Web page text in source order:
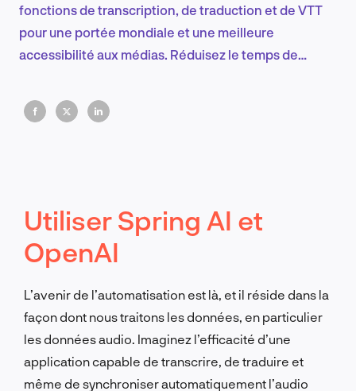
EN
fonctions de transcription, de traduction et de VTT
pour une portée mondiale et une meilleure
accessibilité aux médias. Réduisez le temps de
la pérennité de votre application grâce à ces outils
puissants.
Utiliser Spring AI et
OpenAI
L’avenir de l’automatisation est là, et il réside dans la
façon dont nous traitons les données, en particulier
les données audio. Imaginez l’efficacité d’une
application capable de transcrire, de traduire et
même de synchroniser automatiquement l’audio